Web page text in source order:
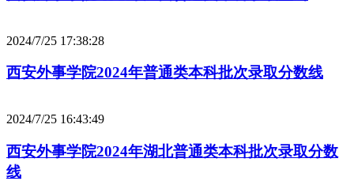
2024/7/25 17:38:28
西安外事学院2024年普通类本科批次录取分数线
2024/7/25 16:43:49
西安外事学院2024年湖北普通类本科批次录取分数
线